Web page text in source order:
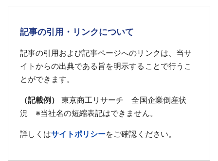
記事の引用・リンクについて
記事の引用および記事ページへのリンクは、当サ
イトからの出典である旨を明示することで行うこ
とができます。
（記載例）
東京商工リサーチ 全国企業倒産状
況 ※当社名の短縮表記はできません。
詳しくはサイトポリシーをご確認ください。